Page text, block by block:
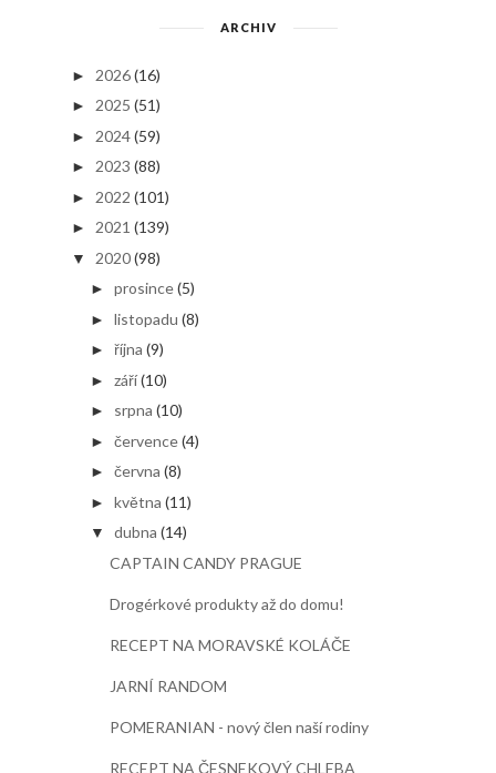
ARCHIV
► 2026(16)
► 2025 (51)
► 2024(59)
► 2023 (88)
► 2022 (101)
► 2021 (139)
▼ 2020(98)
► prosince(5)
► listopadu (8)
► října (9)
► září(10)
► srpna (10)
► července(4)
► června (8)
► května (11)
▼ dubna (14)
CAPTAIN CANDY PRAGUE
Drogérkové produkty až do domu!
RECEPT NA MORAVSKÉ KOLÁČE
JARNÍ RANDOM
POMERANIAN - nový člen naší rodiny
RECEPT NA ČESNEKOVÝ CHLEBA